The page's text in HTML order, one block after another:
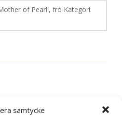
samtycke
of Pearl', frö Kategori: